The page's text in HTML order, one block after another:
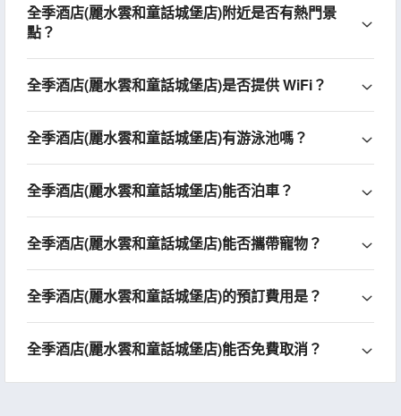
全季酒店(麗水雲和童話城堡店)附近是否有熱門景
點？
全季酒店(麗水雲和童話城堡店)是否提供 WiFi？
全季酒店(麗水雲和童話城堡店)有游泳池嗎？
全季酒店(麗水雲和童話城堡店)能否泊車？
全季酒店(麗水雲和童話城堡店)能否攜帶寵物？
全季酒店(麗水雲和童話城堡店)的預訂費用是？
全季酒店(麗水雲和童話城堡店)能否免費取消？